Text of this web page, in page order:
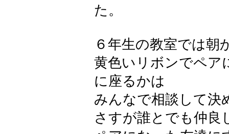
た。
６年生の教室では朝
黄色いリボンでペア
に座るかは
みんなで相談して決
さすが誰とでも仲良